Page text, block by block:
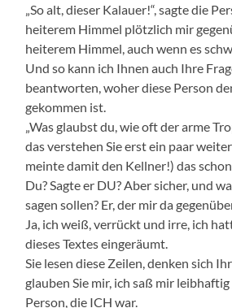
„So alt, dieser Kalauer!“, sagte die
heiterem Himmel plötzlich mir
heiterem Himmel, auch wenn es
Und so kann ich Ihnen auch Ihre
beantworten, woher diese Person
gekommen ist.
„Was glaubst du, wie oft der arme
das verstehen Sie erst ein paar
meinte damit den Kellner!) das
Du? Sagte er DU? Aber sicher, und
sagen sollen? Er, der mir da
Ja, ich weiß, verrückt und irre, ich
dieses Textes eingeräumt.
Sie lesen diese Zeilen, denken sich
glauben Sie mir, ich saß mir
Person, die ICH war.